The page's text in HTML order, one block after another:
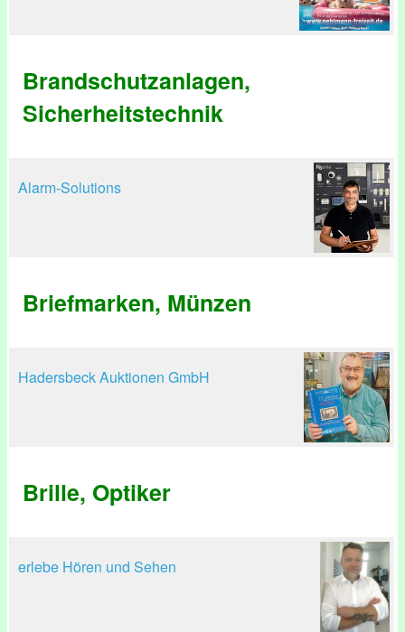
Brandschutzanlagen,
Sicherheitstechnik
Alarm-Solutions
Briefmarken, Münzen
Hadersbeck Auktionen GmbH
Brille, Optiker
erlebe Hören und Sehen